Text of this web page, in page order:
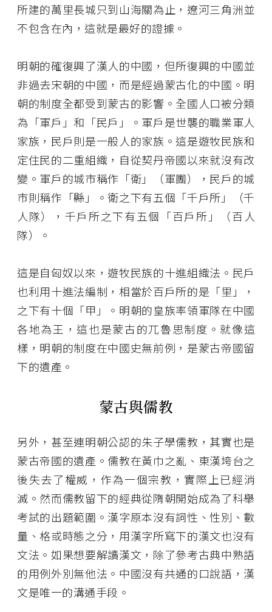
所建的萬里長城只到山海關為止，遼河三角洲並
不包含在內，這就是最好的證據。
明朝的確復興了漢人的中國，但所復興的中國並
非過去宋朝的中國，而是經過蒙古化的中國。明
朝的制度全都受到蒙古的影響。全國人口被分類
為「軍戶」和「民戶」。軍戶是世襲的職業軍人
家族，民戶則是一般人的家族。這是遊牧民族和
定住民的二重組織，自從契丹帝國以來就沒有改
變。軍戶的城市稱作「衛」（軍團），民戶的城
市則稱作「縣」。衛之下有五個「千戶所」（千
人隊），千戶所之下有五個「百戶所」（百人
隊）。
這是自匈奴以來，遊牧民族的十進組織法。民戶
也利用十進法編制，相當於百戶所的是「里」，
之下有十個「甲」。明朝的皇族率領軍隊在中國
各地為王，這也是蒙古的兀魯思制度。就像這
樣，明朝的制度在中國史無前例，是蒙古帝國留
下的遺產。
蒙古與儒教
另外，甚至連明朝公認的朱子學儒教，其實也是
蒙古帝國的遺產。儒教在黃巾之亂、東漢垮台之
後失去了權威，作為一個宗教，實際上已經消
滅。然而儒教留下的經典從隋朝開始成為了科舉
考試的出題範圍。漢字原本沒有詞性、性別、數
量、格或時態之分，用漢字所寫下的漢文也沒有
文法。如果想要解讀漢文，除了參考古典中熟語
的用例外別無他法。中國沒有共通的口說語，漢
文是唯一的溝通手段。